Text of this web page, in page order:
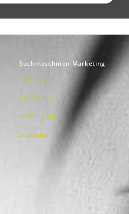
Suchmaschinen Marketing
SEM /SEA
Google Ads
YouTube Ads
Strategien